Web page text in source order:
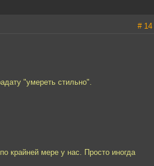
# 14
"умереть стильно".
крайней мере у нас. Просто иногда